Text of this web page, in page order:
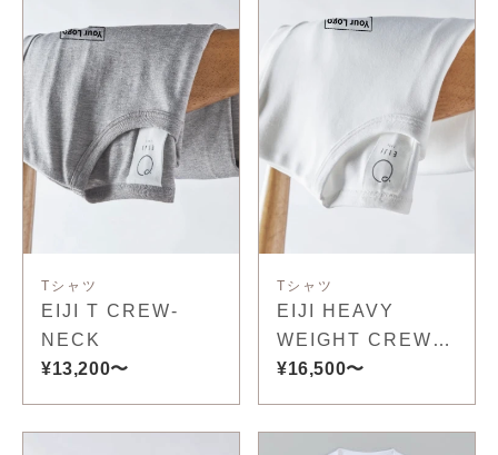
Tシャツ
EIJI T CREW-
NECK
¥13,200〜
Tシャツ
EIJI HEAVY
WEIGHT CREW-
NECK
¥16,500〜